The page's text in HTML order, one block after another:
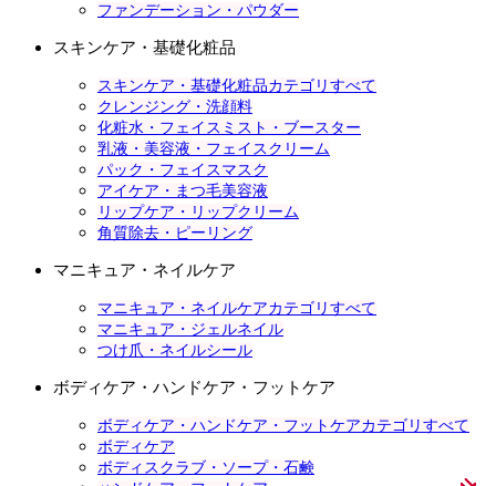
ファンデーション・パウダー
スキンケア・基礎化粧品
スキンケア・基礎化粧品カテゴリすべて
クレンジング・洗顔料
化粧水・フェイスミスト・ブースター
乳液・美容液・フェイスクリーム
パック・フェイスマスク
アイケア・まつ毛美容液
リップケア・リップクリーム
角質除去・ピーリング
マニキュア・ネイルケア
マニキュア・ネイルケアカテゴリすべて
マニキュア・ジェルネイル
つけ爪・ネイルシール
ボディケア・ハンドケア・フットケア
ボディケア・ハンドケア・フットケアカテゴリすべて
ボディケア
ボディスクラブ・ソープ・石鹸